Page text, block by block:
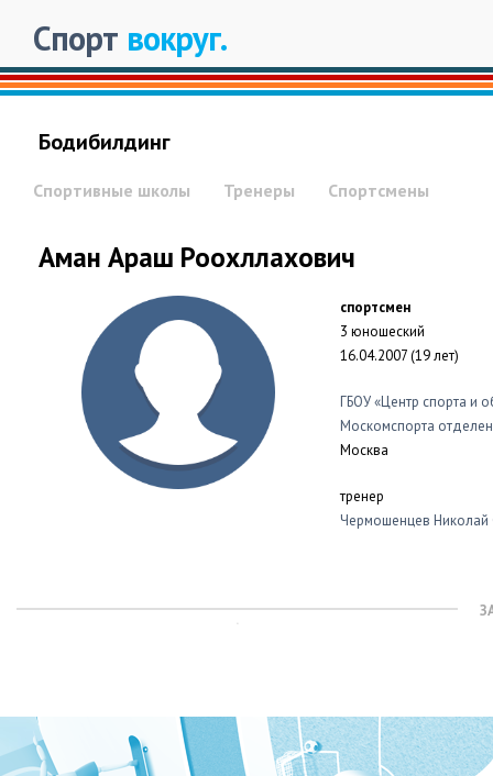
Спорт вокруг.
Бодибилдинг
Спортивные школы Тренеры Спортсмены
Аман Араш Роохллахович
спортсмен
3 юношеский
16.04.2007 (19 лет)
ГБОУ «Центр спорта и
Москомспорта
Москва
тренер
Чермошенцев Николай